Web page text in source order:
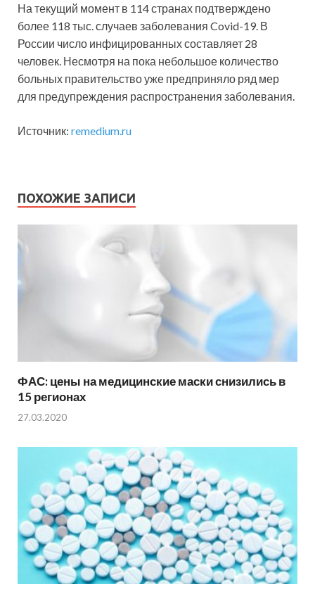
На текущий момент в 114 странах подтверждено
более 118 тыс. случаев заболевания Covid-19. В
России число инфицированных составляет 28
человек. Несмотря на пока небольшое количество
больных правительство уже предприняло ряд мер
для предупреждения распространения заболевания.
Источник: remedium.ru
ПОХОЖИЕ ЗАПИСИ
ФАС: цены на медицинские маски снизились в
15 регионах
27.03.2020